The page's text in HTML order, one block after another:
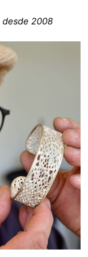
2008